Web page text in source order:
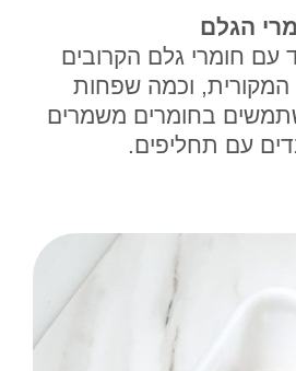
הגלם
עם חומרי גלם הקרובים
המקורית, וכמה שפחות
בחומרים משמרים
עם תחליפים.